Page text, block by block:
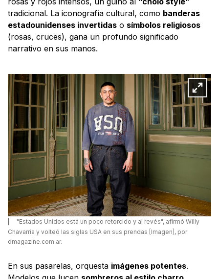
tradicional. La iconografía cultural, como banderas
estadounidenses invertidas o símbolos religiosos
(rosas, cruces), gana un profundo significado
narrativo en sus manos.
"Estados Unidos está un poco retorcido y al revés", afirmó Willy
Chavarria y volteó las siglas USA en sus prendas [Imagen], por
dmagazine.com.ar.
En sus pasarelas, orquesta imágenes potentes.